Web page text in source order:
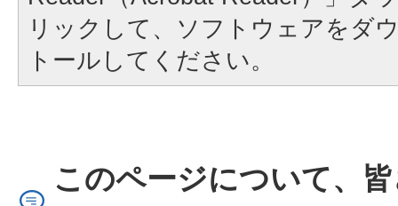
リックして、ソフトウェアをダ
トールしてください。
このページについて、